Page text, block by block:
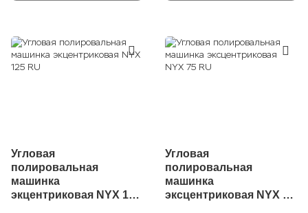
Угловая
полировальная
машинка
экцентриковая NYX 125
Угловая
полировальная
машинка
эксцентриковая NYX 75